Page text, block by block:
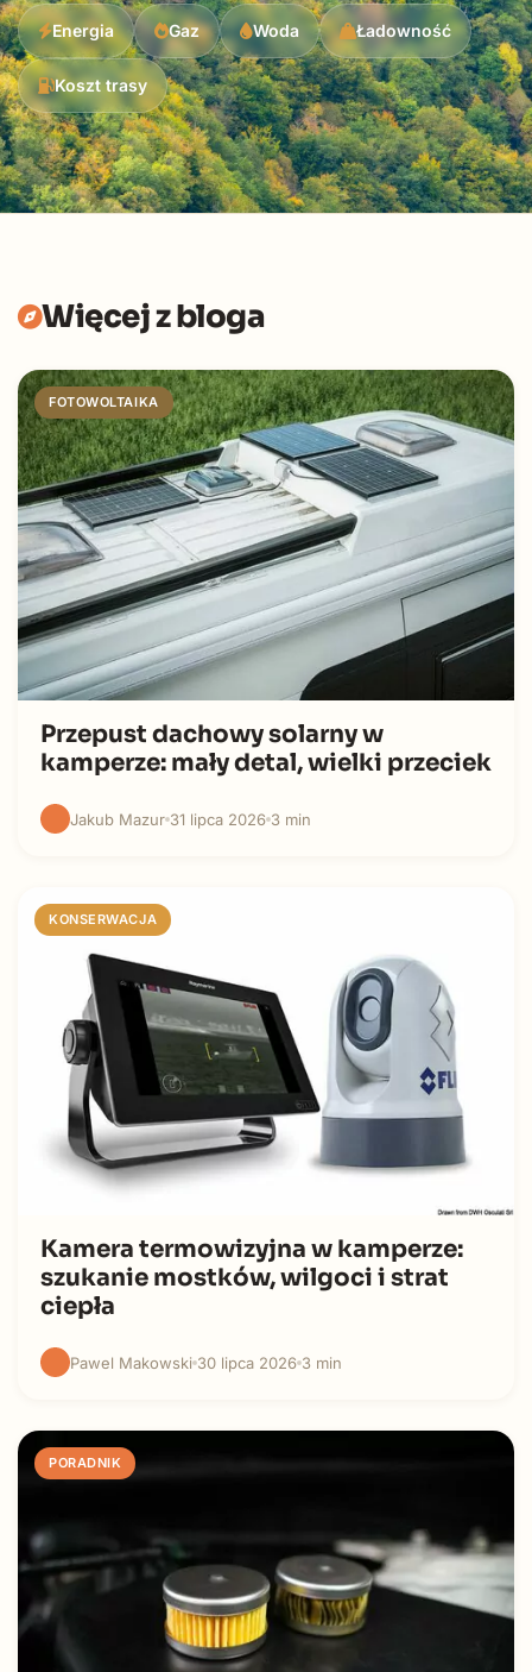
Energia Gaz Woda Ładowność
Koszt trasy
Więcej z bloga
FOTOWOLTAIKA
Przepust dachowy solarny w
kamperze: mały detal, wielki przeciek
Jakub Mazur 31 lipca 2026 3 min
KONSERWACJA
Kamera termowizyjna w kamperze:
szukanie mostków, wilgoci i strat
ciepła
Pawel Makowski 30 lipca 2026 3 min
PORADNIK